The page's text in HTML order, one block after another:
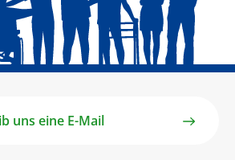
uns eine E-Mail